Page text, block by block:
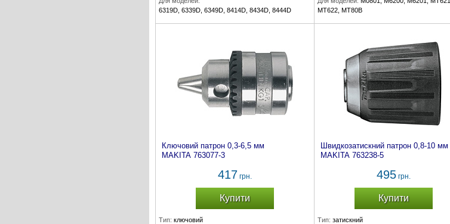
6319D, 6339D, 6349D, 8414D, 8434D, 8444D
Комплект: 1 шт.
MT622, MT80B
Комплект: 1 шт.
Ключовий патрон 0,3-6,5 мм
MAKITA 763077-3
417 грн.
Купити
Тип: ключовий
Швидкозатискний патрон 0,8-10 мм
MAKITA 763238-5
495 грн.
Купити
Тип: затискний